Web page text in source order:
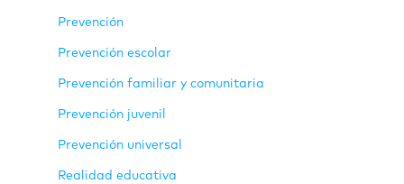
Prevención
Prevención escolar
Prevención familiar y comunitaria
Prevención juvenil
Prevención universal
Realidad educativa